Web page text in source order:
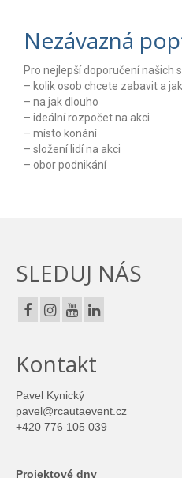
Nezávazná
Pro nejlepší doporučení našich
– kolik osob chcete zabavit a
– na jak dlouho
– ideální rozpočet na akci
– místo konání
– složení lidí na akci
– obor podnikání
SLEDUJ NÁS
Kontakt
Pavel Kynický
pavel@rcautaevent.cz
+420 776 105 039
Projektové dny